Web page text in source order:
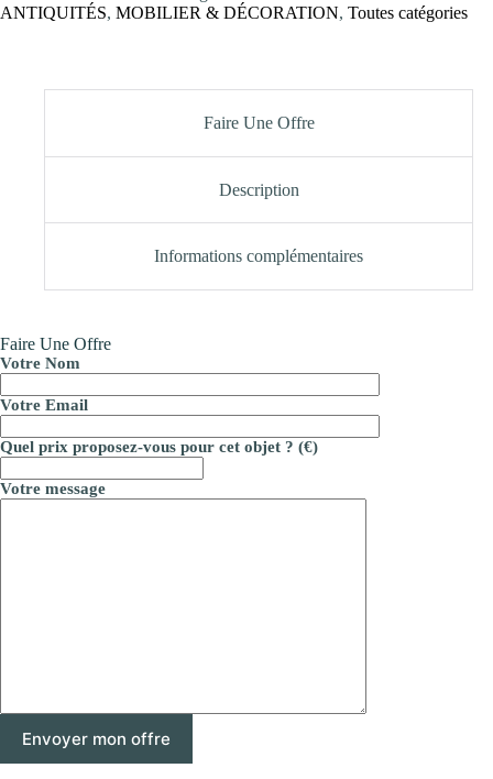
ANTIQUITÉS, MOBILIER & DÉCORATION, Toutes catégories
Faire Une Offre
Description
Informations complémentaires
Faire Une Offre
Votre Nom
Votre Email
Quel prix proposez-vous pour cet objet ? (€)
Votre message